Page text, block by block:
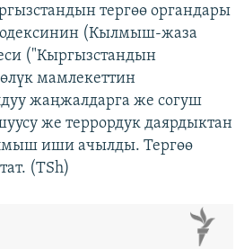
тергөө органдары
(Кылмыш-жаза
("Кыргызстандын
мамлекеттин
жаңжалдарга же согуш
же террордук даярдыктан
иши ачылды. Тергөө
(TSh)